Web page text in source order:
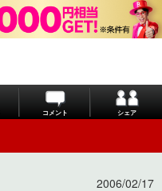
コメント シェア
2006/02/17